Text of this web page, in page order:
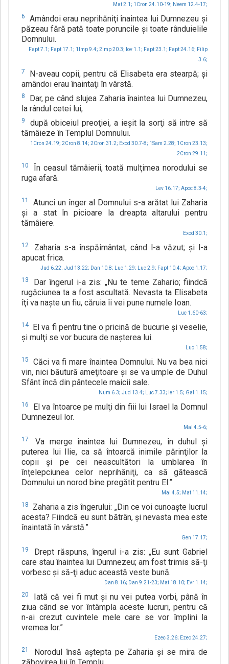
Mat 2.1; 1Cron 24.10-19; Neem 12.4-17;
6
Amândoi erau neprihăniţi înaintea lui Dumnezeu şi
păzeau fără pată toate poruncile şi toate rânduielile
Domnului.
Fapt 7.1; Fapt 17.1; 1Imp 9.4; 2Imp 20.3; Iov 1.1; Fapt 23.1; Fapt 24.16; Filip
3.6;
7
N-aveau copii, pentru că Elisabeta era stearpă; şi
amândoi erau înaintaţi în vârstă.
8
Dar, pe când slujea Zaharia înaintea lui Dumnezeu,
la rândul cetei lui,
9
după obiceiul preoţiei, a ieşit la sorţi să intre să
tămâieze în Templul Domnului.
1Cron 24.19; 2Cron 8.14; 2Cron 31.2; Exod 30.7-8; 1Sam 2.28; 1Cron 23.13;
2Cron 29.11;
10
În ceasul tămâierii, toată mulţimea norodului se
ruga afară.
Lev 16.17; Apoc 8.3-4;
11
Atunci un înger al Domnului s-a arătat lui Zaharia
şi a stat în picioare la dreapta altarului pentru
tămâiere.
Exod 30.1;
12
Zaharia s-a înspăimântat, când l-a văzut; şi l-a
apucat frica.
Jud 6.22; Jud 13.22; Dan 10.8; Luc 1.29; Luc 2.9; Fapt 10.4; Apoc 1.17;
13
Dar îngerul i-a zis: „Nu te teme Zahario; fiindcă
rugăciunea ta a fost ascultată. Nevasta ta Elisabeta
îţi va naşte un fiu, căruia îi vei pune numele Ioan.
Luc 1.60-63;
14
El va fi pentru tine o pricină de bucurie şi veselie,
şi mulţi se vor bucura de naşterea lui.
Luc 1.58;
15
Căci va fi mare înaintea Domnului. Nu va bea nici
vin, nici băutură ameţitoare şi se va umple de Duhul
Sfânt încă din pântecele maicii sale.
Num 6.3; Jud 13.4; Luc 7.33; Ier 1.5; Gal 1.15;
16
El va întoarce pe mulţi din fiii lui Israel la Domnul
Dumnezeul lor.
Mal 4.5-6;
17
Va merge înaintea lui Dumnezeu, în duhul şi
puterea lui Ilie, ca să întoarcă inimile părinţilor la
copii şi pe cei neascultători la umblarea în
înţelepciunea celor neprihăniţi, ca să gătească
Domnului un norod bine pregătit pentru El.”
Mal 4.5; Mat 11.14;
18
Zaharia a zis îngerului: „Din ce voi cunoaşte lucrul
acesta? Fiindcă eu sunt bătrân, şi nevasta mea este
înaintată în vârstă.”
Gen 17.17;
19
Drept răspuns, îngerul i-a zis: „Eu sunt Gabriel
care stau înaintea lui Dumnezeu; am fost trimis să-ţi
vorbesc şi să-ţi aduc această veste bună.
Dan 8.16; Dan 9.21-23; Mat 18.10; Evr 1.14;
20
Iată că vei fi mut şi nu vei putea vorbi, până în
ziua când se vor întâmpla aceste lucruri, pentru că
n-ai crezut cuvintele mele care se vor împlini la
vremea lor.”
Ezec 3.26; Ezec 24.27;
21
Norodul însă aştepta pe Zaharia şi se mira de